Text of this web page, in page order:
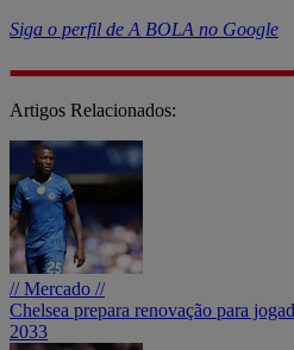
Siga o perfil de A BOLA no Google
Artigos Relacionados:
// Mercado //
Chelsea prepara renovação para
2033